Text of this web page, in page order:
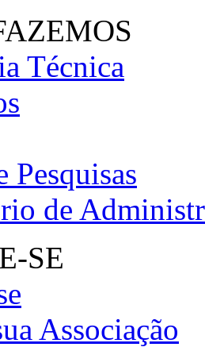
Técnica
Pesquisas
de
SE
Associação